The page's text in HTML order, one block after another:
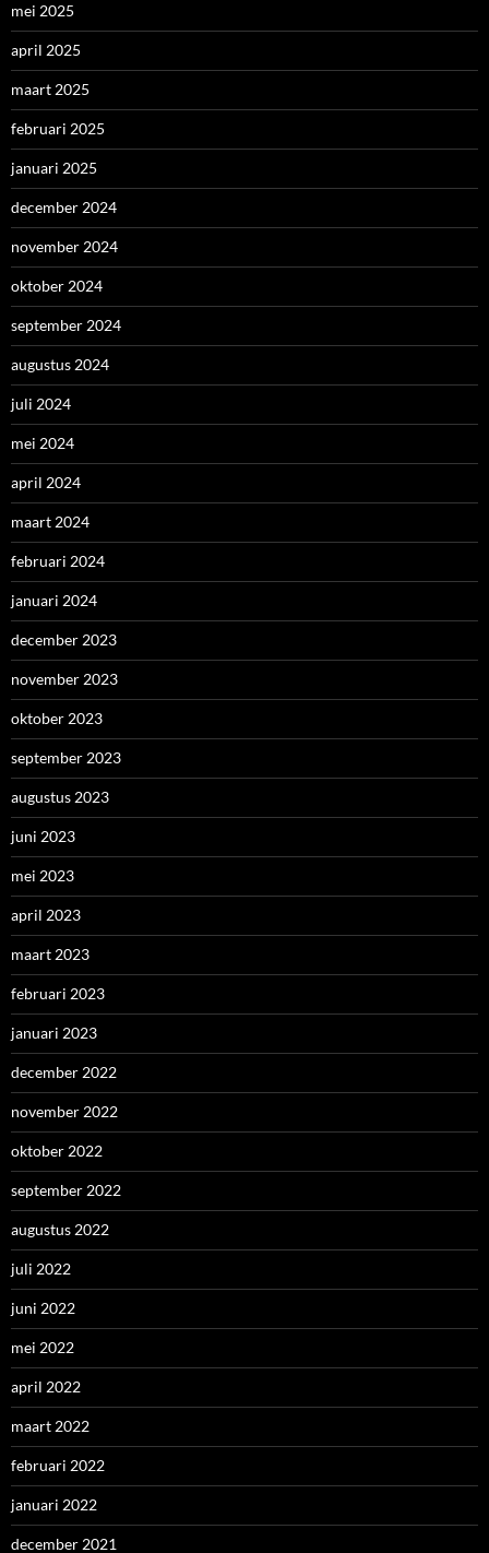
mei 2025
april 2025
maart 2025
februari 2025
januari 2025
december 2024
november 2024
oktober 2024
september 2024
augustus 2024
juli 2024
mei 2024
april 2024
maart 2024
februari 2024
januari 2024
december 2023
november 2023
oktober 2023
september 2023
augustus 2023
juni 2023
mei 2023
april 2023
maart 2023
februari 2023
januari 2023
december 2022
november 2022
oktober 2022
september 2022
augustus 2022
juli 2022
juni 2022
mei 2022
april 2022
maart 2022
februari 2022
januari 2022
december 2021